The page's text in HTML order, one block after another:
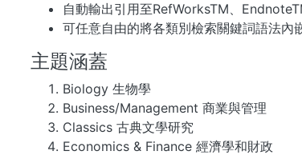
自動輸出引用至RefWorksTM、
可任意自由的將各類別檢索關鍵詞語法內
主題涵蓋
Biology 生物學
Business/Management 商業與管理
Classics 古典文學研究
Economics & Finance 經濟學和財政